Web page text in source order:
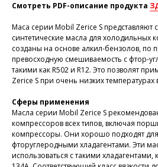
Смотреть PDF-описание продукта
Маса серии Mobil Zerice S представляют
синтетические масла для холодильных
созданы на основе алкил-бензолов,
превосходную смешиваемость с фтор-
такими как R502 и R12. Это позволят
Zerice S при очень низких температурах
Сферы применения
Масла серии Mobil Zerice S
компрессоров всех типов, включая
компрессоры. Они хорошо подходят
фторуглеродными хладагентами. Эти
использоваться с такими хладагентами,